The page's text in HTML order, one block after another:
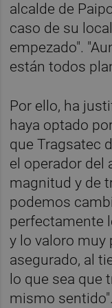
alcalde de
caso de su
empezado".
están todos
Por ello, ha
haya optado
que Tragsatec
el operador del
magnitud y de
podemos
perfectamente
y lo valoro muy
asegurado, al
lo que sea que
mismo sentido".